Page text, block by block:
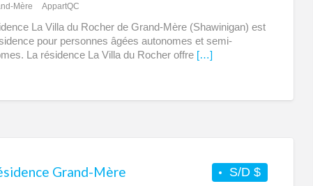
Mère AppartQC
La Villa du Rocher de Grand-Mère (Shawinigan) est
pour personnes âgées autonomes et semi-
La résidence La Villa du Rocher offre […]
S/D $
Grand-Mère